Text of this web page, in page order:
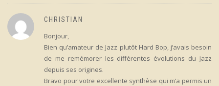
CHRISTIAN
Bonjour,
Bien qu’amateur de Jazz plutôt Hard Bop, j’avais besoin
de me remémorer les différentes évolutions du Jazz
depuis ses origines.
Bravo pour votre excellente synthèse qui m’a permis un